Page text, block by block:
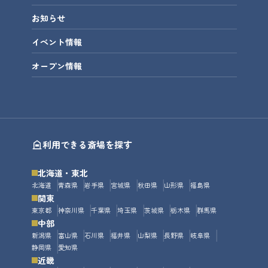
お知らせ
イベント情報
オープン情報
利用できる斎場を探す
北海道・東北
北海道 青森県 岩手県 宮城県 秋田県 山形県 福島県
関東
東京都 神奈川県 千葉県 埼玉県 茨城県 栃木県 群馬県
中部
新潟県 富山県 石川県 福井県 山梨県 長野県
岐阜県
静岡県
愛知県
近畿